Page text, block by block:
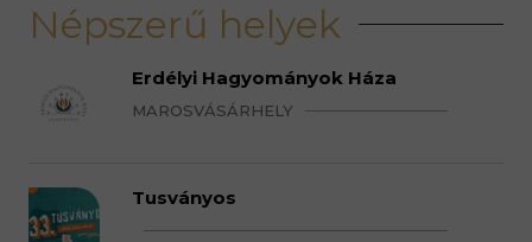
Népszerű helyek
Erdélyi Hagyományok Háza
MAROSVÁSÁRHELY
Tusványos